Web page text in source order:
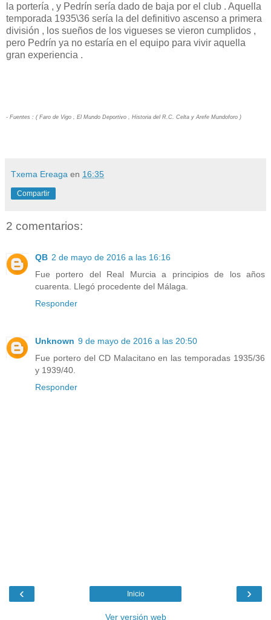
la portería , y Pedrín sería dado de baja por el club . Aquella
temporada 1935\36 sería la del definitivo ascenso a primera
división , los sueños de los vigueses se vieron cumplidos ,
pero Pedrín ya no estaría en el equipo para vivir aquella
gran experiencia .
- Fuentes : ( Faro de Vigo , El Mundo Deportivo , Historia del R.C. Celta y Arefe Mundoforo )
Txema Ereaga en 16:35
Compartir
2 comentarios:
QB 2 de mayo de 2016 a las 16:16
Fue portero del Real Murcia a principios de los años
cuarenta. Llegó procedente del Málaga.
Responder
Unknown 9 de mayo de 2016 a las 20:50
Fue portero del CD Malacitano en las temporadas 1935/36
y 1939/40.
Responder
‹ ›
Inicio
Ver versión web